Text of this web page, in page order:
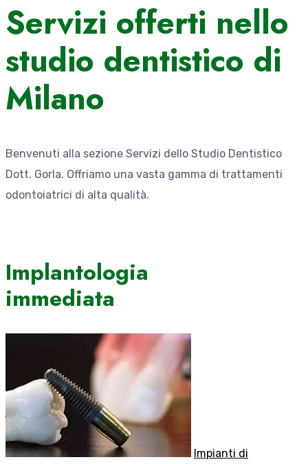
Servizi offerti nello
studio dentistico di
Milano
Benvenuti alla sezione Servizi dello Studio Dentistico
Dott. Gorla. Offriamo una vasta gamma di trattamenti
odontoiatrici di alta qualità.
Implantologia
immediata
Impianti di